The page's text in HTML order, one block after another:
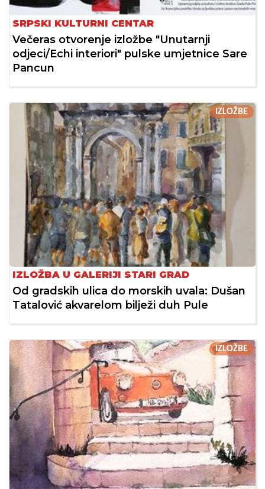
SRPSKI KULTURNI CENTAR
Večeras otvorenje izložbe "Unutarnji
odjeci/Echi interiori" pulske umjetnice Sare
Pancun
IZLOŽBE
IZLOŽBA U GALERIJI STARI GRAD
Od gradskih ulica do morskih uvala: Dušan
Tatalović akvarelom bilježi duh Pule
IZLOŽBE